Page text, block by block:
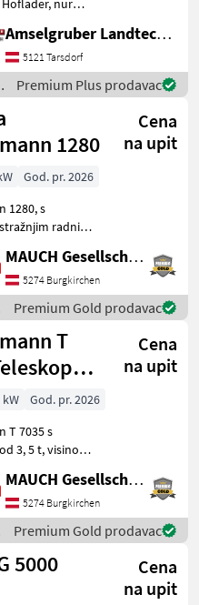
12 AS,
Frostschutz
Amselgruber Landtechnik GmbH
5121 Tarsdorf
Premium Plus prodavac
1280
Cena
na upit
God. pr. 2026
1280, s
radnim
su
(npr. Euro i
Weidemann), do visine pod
MAUCH Gesellschaft m.b.H. & Co.KG
5274 Burgkirchen
Premium Gold prodavac
T
Cena
na upit
kW
God. pr. 2026
T 7035 s
5 t, visinom
radnom
7250 kg,
pogonom, 20
3
MAUCH Gesellschaft m.b.H. & Co.KG
5274 Burgkirchen
Premium Gold prodavac
5000
Cena
na upit